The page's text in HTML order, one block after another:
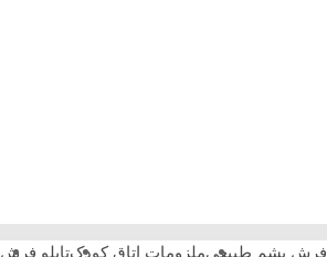
فرش پشم طبیعیملزومات اتاق کودکتابلو فرش